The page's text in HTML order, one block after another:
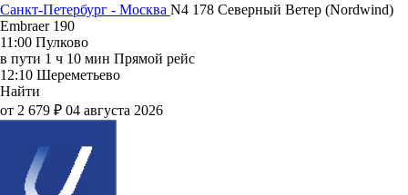
Санкт-Петербург - Москва N4 178 Северный Ветер (Nordwind)
Embraer 190
11:00 Пулково
в пути 1 ч 10 мин Прямой рейс
12:10 Шереметьево
Найти
от 2 679 ₽ 04 августа 2026